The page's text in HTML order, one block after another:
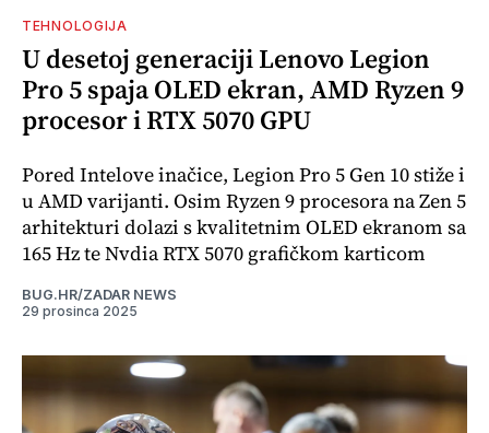
TEHNOLOGIJA
U desetoj generaciji Lenovo Legion
Pro 5 spaja OLED ekran, AMD Ryzen 9
procesor i RTX 5070 GPU
Pored Intelove inačice, Legion Pro 5 Gen 10 stiže i
u AMD varijanti. Osim Ryzen 9 procesora na Zen 5
arhitekturi dolazi s kvalitetnim OLED ekranom sa
165 Hz te Nvdia RTX 5070 grafičkom karticom
BUG.HR/ZADAR NEWS
29 prosinca 2025